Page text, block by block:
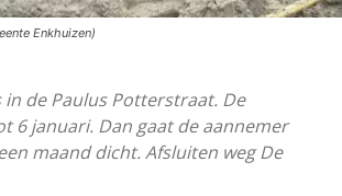
Enkhuizen)
in de Paulus Potterstraat. De
6 januari. Dan gaat de aannemer
maand dicht. Afsluiten weg De